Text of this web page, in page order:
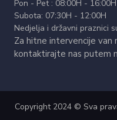
Pon - Pet : 08:00H - 16:00H
Subota: 07:30H - 12:00H
Nedjelja i državni praznici
Za hitne intervencije van
kontaktirajte nas putem
Copyright 2024 © Sva